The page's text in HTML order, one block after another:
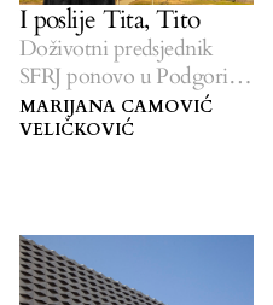
I poslije Tita, Tito
Doživotni predsjednik
SFRJ ponovo u Podgorici,
mada niko nije siguran
zašto.
MARIJANA CAMOVIĆ
VELIČKOVIĆ